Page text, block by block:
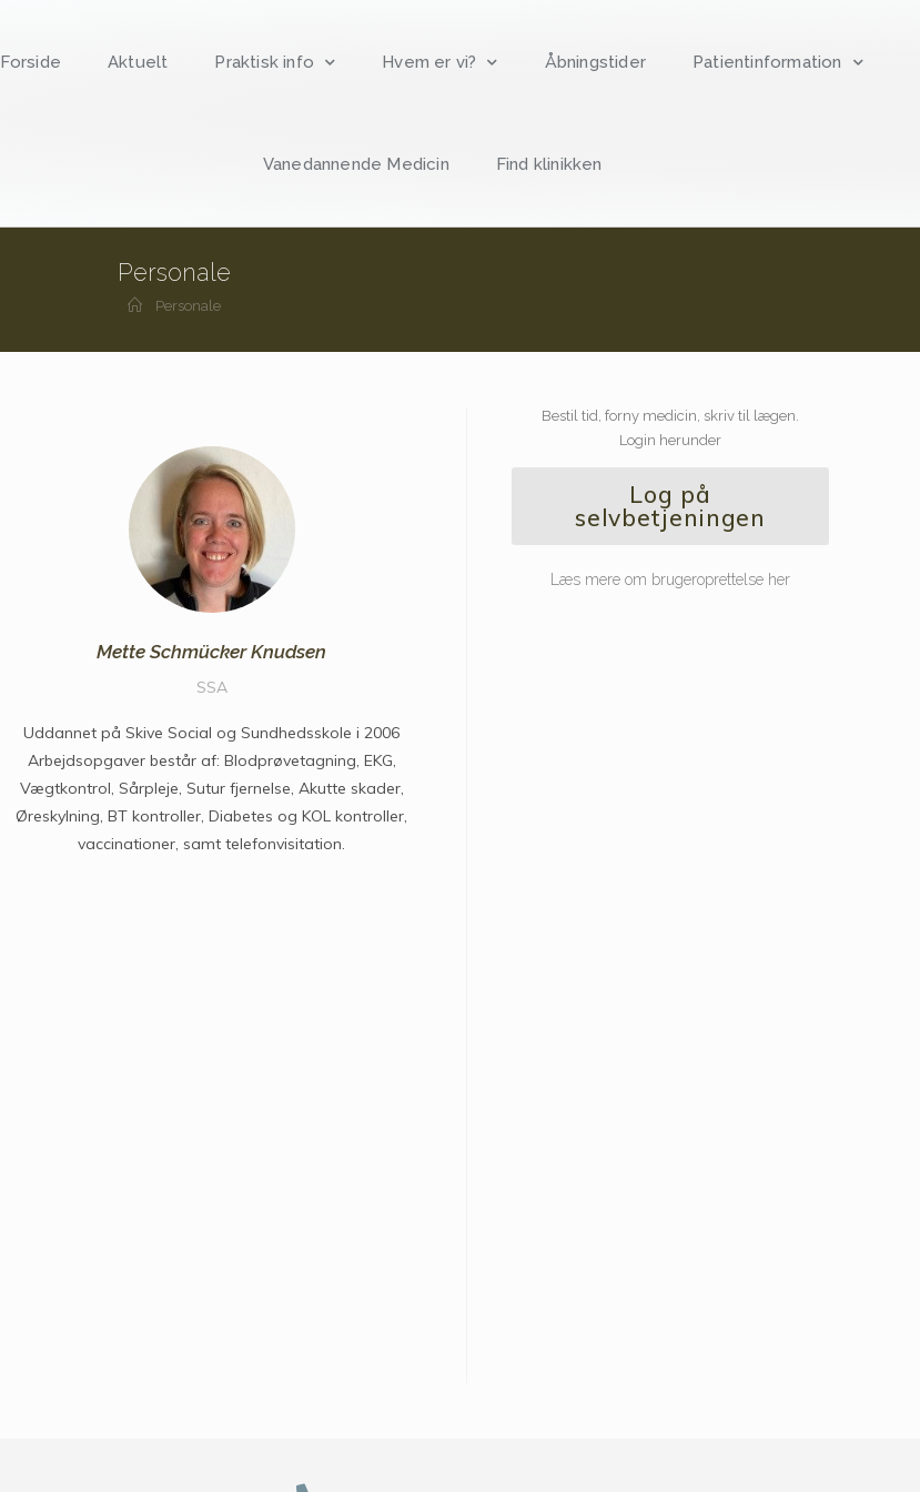
Forside Aktuelt Praktisk info Hvem er vi? Åbningstider Patientinformation
Vanedannende Medicin Find klinikken
Personale
Personale
Mette Schmücker Knudsen
SSA
Uddannet på Skive Social og Sundhedsskole i 2006
Arbejdsopgaver består af: Blodprøvetagning, EKG,
Vægtkontrol, Sårpleje, Sutur fjernelse, Akutte skader,
Øreskylning, BT kontroller, Diabetes og KOL kontroller,
vaccinationer, samt telefonvisitation.
Bestil tid, forny medicin, skriv til lægen.
Login herunder
Log på
selvbetjeningen
Læs mere om brugeroprettelse her